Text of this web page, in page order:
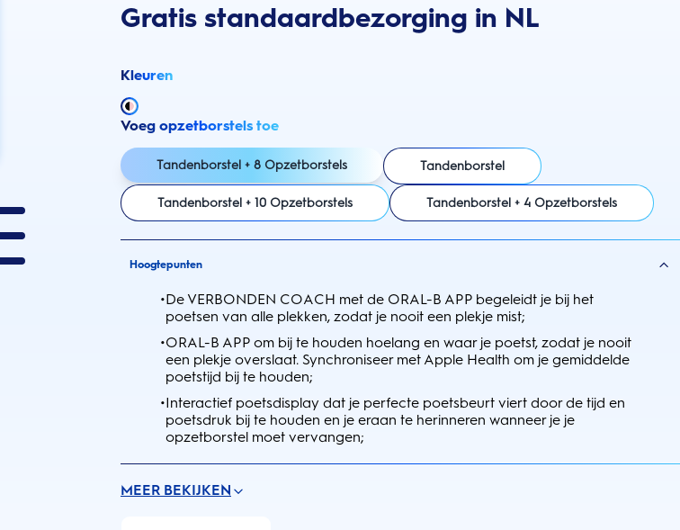
Gratis standaardbezorging in NL
Kleuren
Voeg opzetborstels toe
Tandenborstel + 8 Opzetborstels Tandenborstel
Tandenborstel + 10 Opzetborstels Tandenborstel + 4 Opzetborstels
Hoogtepunten
•De VERBONDEN COACH met de ORAL-B APP begeleidt je bij het
poetsen van alle plekken, zodat je nooit een plekje mist;
•ORAL-B APP om bij te houden hoelang en waar je poetst, zodat je nooit
een plekje overslaat. Synchroniseer met Apple Health om je gemiddelde
poetstijd bij te houden;
•Interactief poetsdisplay dat je perfecte poetsbeurt viert door de tijd en
poetsdruk bij te houden en je eraan te herinneren wanneer je je
opzetborstel moet vervangen;
MEER BEKIJKEN